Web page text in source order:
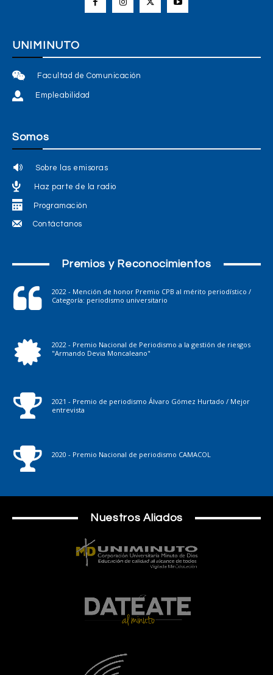
UNIMINUTO
Facultad de Comunicación
Empleabilidad
Somos
Sobre las emisoras
Haz parte de la radio
Programación
Contáctanos
Premios y Reconocimientos
2022 - Mención de honor Premio CPB al mérito periodístico /
Categoría: periodismo universitario
2022 - Premio Nacional de Periodismo a la gestión de riesgos
"Armando Devia Moncaleano"
2021 - Premio de periodismo Álvaro Gómez Hurtado / Mejor
entrevista
2020 - Premio Nacional de periodismo CAMACOL
Nuestros Aliados